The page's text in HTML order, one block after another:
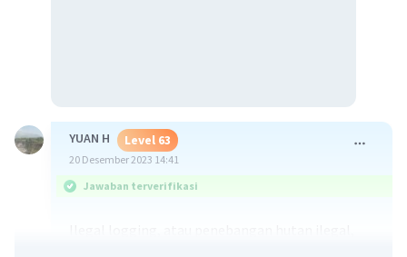
YUAN H Level 63
20 Desember 2023 14:41
Jawaban terverifikasi